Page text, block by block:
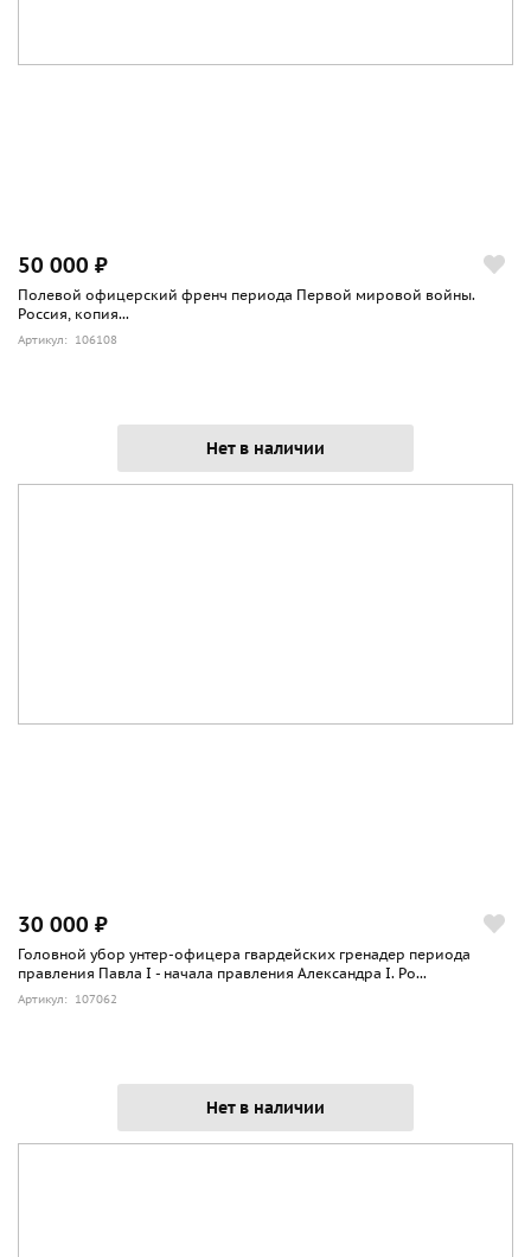
50 000 ₽
Полевой офицерский френч периода Первой мировой войны.
Россия, копия...
Артикул: 106108
Нет в наличии
30 000 ₽
Головной убор унтер-офицера гвардейских гренадер периода
правления Павла I - начала правления Александра I. Ро...
Артикул: 107062
Нет в наличии